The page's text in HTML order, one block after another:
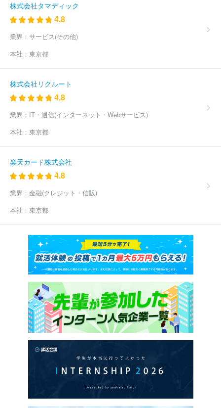
株式会社タマディック
4.8
業界： サービス(その他)
本社： 東京都
株式会社リクルート
4.8
業界： IT・通信(インターネット・Webサービス)
本社： 東京都
楽天カード株式会社
4.8
業界： 金融(クレジット・信販)
本社： 東京都